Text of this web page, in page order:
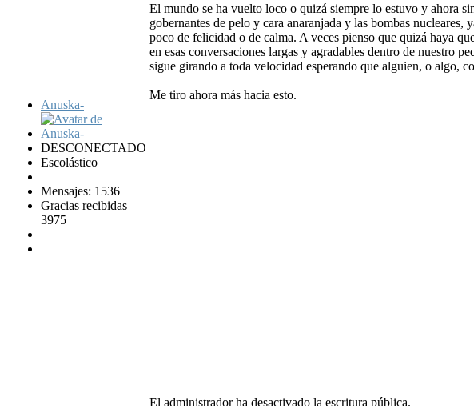
Anuska-
DESCONECTADO
Escolástico
Mensajes: 1536
Gracias recibidas
3975
El mundo se ha vuelto loco o quizá siempre lo estuvo y ahora
gobernantes de pelo y cara anaranjada y las bombas
poco de felicidad o de calma. A veces pienso que quizá haya
en esas conversaciones largas y agradables dentro de nuestro
sigue girando a toda velocidad esperando que alguien, o algo,
Me tiro ahora más hacia esto.
El administrador ha desactivado la escritura pública.